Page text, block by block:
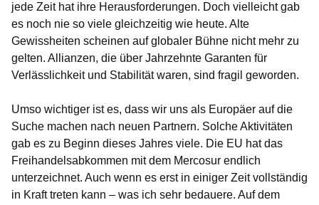
jede Zeit hat ihre Herausforderungen. Doch vielleicht gab
es noch nie so viele gleichzeitig wie heute. Alte
Gewissheiten scheinen auf globaler Bühne nicht mehr zu
gelten. Allianzen, die über Jahrzehnte Garanten für
Verlässlichkeit und Stabilität waren, sind fragil geworden.
Umso wichtiger ist es, dass wir uns als Europäer auf die
Suche machen nach neuen Partnern. Solche Aktivitäten
gab es zu Beginn dieses Jahres viele. Die EU hat das
Freihandelsabkommen mit dem Mercosur endlich
unterzeichnet. Auch wenn es erst in einiger Zeit vollständig
in Kraft treten kann – was ich sehr bedauere. Auf dem